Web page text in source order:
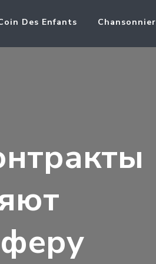
Des Enfants Chansonnier